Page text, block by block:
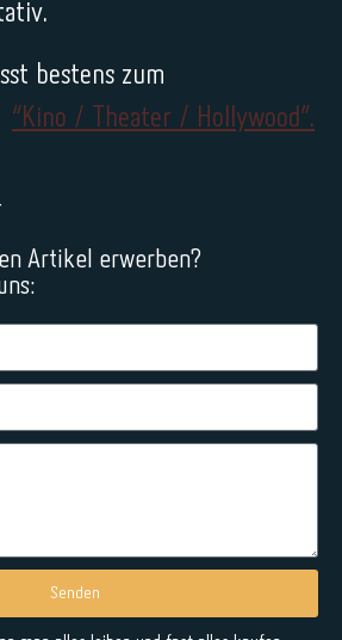
bestens zum
“Kino / Theater / Hollywood”.
Artikel erwerben?
Senden